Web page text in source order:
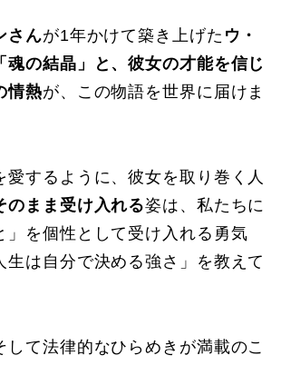
さんが1年かけて築き上げた ウ・
魂の結晶」と、彼女の才能を信じ
情熱が、この物語を世界に届けま
愛するように、彼女を取り巻く人
のまま受け入れる姿は、私たちに
」を個性として受け入れる勇気
生は自分で決める強さ」を教えて
して法律的なひらめきが満載のこ